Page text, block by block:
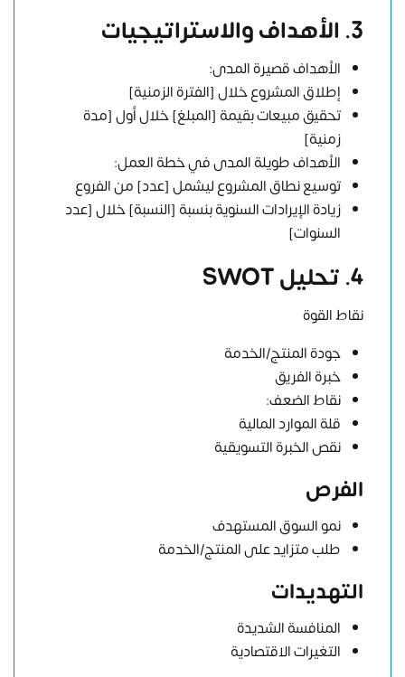
3. الأهداف والاستراتيجيات
الأهداف قصيرة المدى:
إطلاق المشروع خلال [الفترة الزمنية]
تحقيق مبيعات بقيمة [المبلغ] خلال أول [مدة
زمنية]
الأهداف طويلة المدى في خطة العمل:
توسيع نطاق المشروع ليشمل [عدد] من الفروع
زيادة الإيرادات السنوية بنسبة [النسبة] خلال [عدد
السنوات]
4. تحليل SWOT
نقاط القوة
جودة المنتج/الخدمة
خبرة الفريق
نقاط الضعف:
قلة الموارد المالية
نقص الخبرة التسويقية
الفرص
نمو السوق المستهدف
طلب متزايد على المنتج/الخدمة
التهديدات
المنافسة الشديدة
التغيرات الاقتصادية